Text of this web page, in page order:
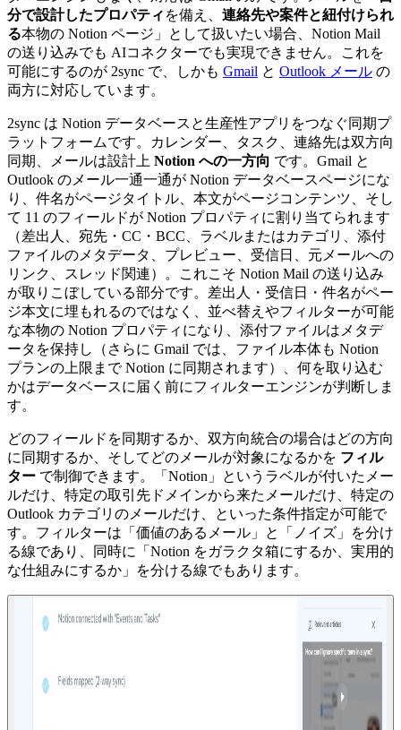
分で設計したプロパティ を備え、 連絡先や案件と紐付けられ
る本物の Notion ページ」として扱いたい場合、Notion Mail
の送り込みでも AIコネクターでも実現できません。これを
可能にするのが 2sync で、しかも Gmail と Outlook メール の
両方に対応しています。
2sync は Notion データベースと生産性アプリをつなぐ同期プ
ラットフォームです。カレンダー、タスク、連絡先は双方向
同期、メールは設計上 Notion への一方向 です。Gmail と
Outlook のメール一通一通が Notion データベースページにな
り、件名がページタイトル、本文がページコンテンツ、そし
て 11 のフィールドが Notion プロパティに割り当てられます
（差出人、宛先・CC・BCC、ラベルまたはカテゴリ、添付
ファイルのメタデータ、プレビュー、受信日、元メールへの
リンク、スレッド関連）。これこそ Notion Mail の送り込み
が取りこぼしている部分です。差出人・受信日・件名がペー
ジ本文に埋もれるのではなく、並べ替えやフィルターが可能
な本物の Notion プロパティになり、添付ファイルはメタデ
ータを保持し（さらに Gmail では、ファイル本体も Notion
プランの上限まで Notion に同期されます）、何を取り込む
かはデータベースに届く前にフィルターエンジンが判断しま
す。
どのフィールドを同期するか、双方向統合の場合はどの方向
に同期するか、そしてどのメールが対象になるかを フィル
ター で制御できます。「Notion」というラベルが付いたメー
ルだけ、特定の取引先ドメインから来たメールだけ、特定の
Outlook カテゴリのメールだけ、といった条件指定が可能で
す。フィルターは「価値のあるメール」と「ノイズ」を分け
る線であり、同時に「Notion をガラクタ箱にするか、実用的
な仕組みにするか」を分ける線でもあります。